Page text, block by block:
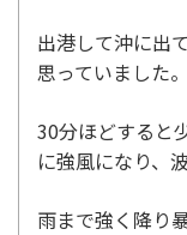
出港して沖に出
思っていました。
30分ほどすると
に強風になり、
雨まで強く降り